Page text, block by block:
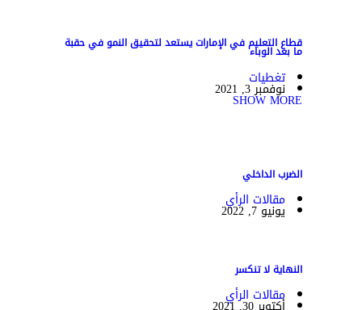
قطاع التعليم في الإمارات يستعد لتحقيق النمو في حقبة
ما بعد الوباء
تغطيات
نوفمبر 3, 2021
SHOW MORE
الضرب الداخلي
مقالات الرأي
يونيو 7, 2022
النهاية لا تنكسر
مقالات الرأي